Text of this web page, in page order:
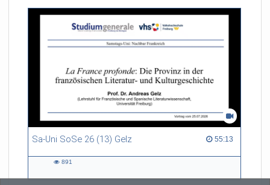
Sa-Uni SoSe 26 (13) Gelz 55:13
55:13 duration
891